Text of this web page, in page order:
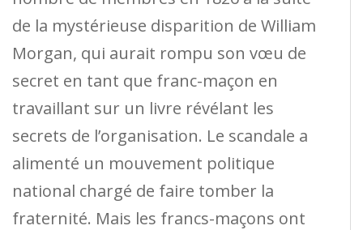
de la mystérieuse disparition de William
Morgan, qui aurait rompu son vœu de
secret en tant que franc-maçon en
travaillant sur un livre révélant les
secrets de l’organisation. Le scandale a
alimenté un mouvement politique
national chargé de faire tomber la
fraternité. Mais les francs-maçons ont